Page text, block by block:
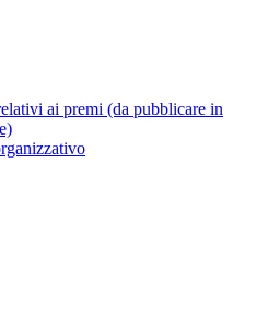
ai premi (da pubblicare in